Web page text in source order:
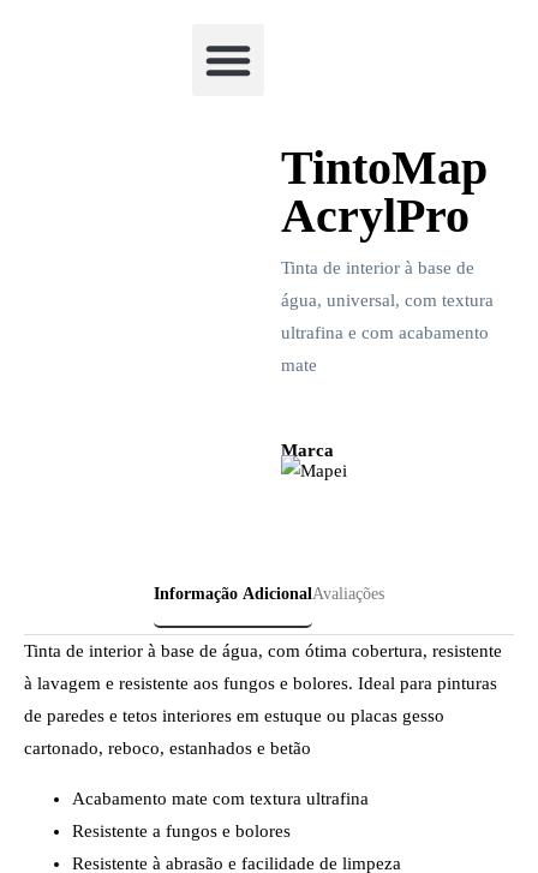
TintoMap
AcrylPro
Tinta de interior à base de
água, universal, com textura
ultrafina e com acabamento
mate
Marca
Informação AdicionalAvaliações
Tinta de interior à base de água, com ótima cobertura, resistente
à lavagem e resistente aos fungos e bolores. Ideal para pinturas
de paredes e tetos interiores em estuque ou placas gesso
cartonado, reboco, estanhados e betão
Acabamento mate com textura ultrafina
Resistente a fungos e bolores
Resistente à abrasão e facilidade de limpeza